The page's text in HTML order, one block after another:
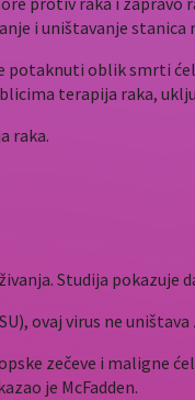
i uništavanje stanica
oblik smrti
terapija raka,
raka.
Studija
ovaj virus ne
zečeve i
je McFadden.